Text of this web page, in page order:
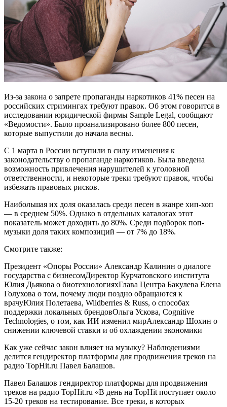
Из-за закона о запрете пропаганды наркотиков 41% песен на
российских стримингах требуют правок. Об этом говорится в
исследовании юридической фирмы Sample Legal, сообщают
«Ведомости». Было проанализировано более 800 песен,
которые выпустили до начала весны.
С 1 марта в России вступили в силу изменения к
законодательству о пропаганде наркотиков. Была введена
возможность привлечения нарушителей к уголовной
ответственности, и некоторые треки требуют правок, чтобы
избежать правовых рисков.
Наибольшая их доля оказалась среди песен в жанре хип-хоп
— в среднем 50%. Однако в отдельных каталогах этот
показатель может доходить до 80%. Среди подборок поп-
музыки доля таких композиций — от 7% до 18%.
Смотрите также:
Президент «Опоры России» Александр Калинин о диалоге
государства с бизнесомДиректор Курчатовского института
Юлия Дьякова о биотехнологияхГлава Центра Бакулева Елена
Голухова о том, почему люди поздно обращаются к
врачуЮлия Полетаева, Wildberries & Russ, о способах
поддержки локальных брендовОльга Ускова, Cognitive
Technologies, о том, как ИИ изменил мирАлександр Шохин о
снижении ключевой ставки и об охлаждении экономики
Как уже сейчас закон влияет на музыку? Наблюдениями
делится гендиректор платформы для продвижения треков на
радио TopHit.ru Павел Балашов.
Павел Балашов гендиректор платформы для продвижения
треков на радио TopHit.ru «В день на TopHit поступает около
15-20 треков на тестирование. Все треки, в которых